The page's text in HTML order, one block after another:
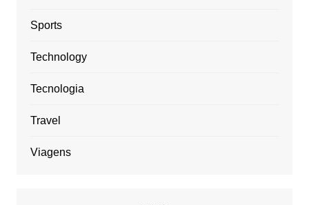
Sports
Technology
Tecnologia
Travel
Viagens